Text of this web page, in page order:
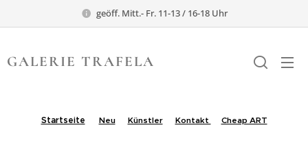
geöff. Mitt.- Fr. 11-13 / 16-18 Uhr
GALERIE TRAFELA
Startseite Neu Künstler Kontakt Cheap ART